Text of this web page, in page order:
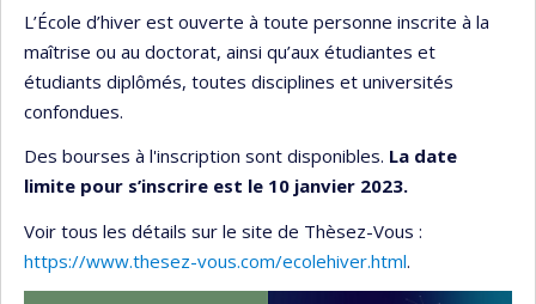
L’École d’hiver est ouverte à toute personne inscrite à la
maîtrise ou au doctorat, ainsi qu’aux étudiantes et
étudiants diplômés, toutes disciplines et universités
confondues.
Des bourses à l'inscription sont disponibles. La date
limite pour s’inscrire est le 10 janvier 2023.
Voir tous les détails sur le site de Thèsez-Vous :
https://www.thesez-vous.com/ecolehiver.html.